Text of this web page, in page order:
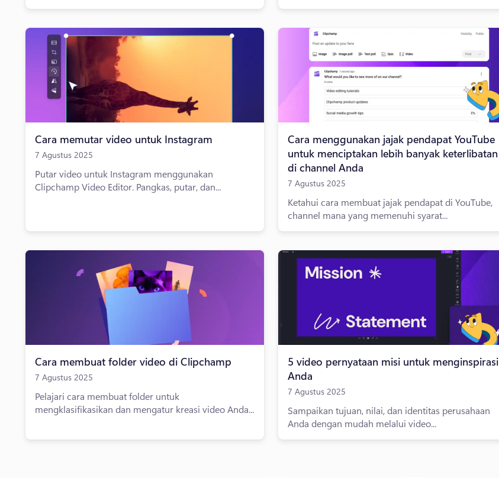
Cara memutar video untuk Instagram
7 Agustus 2025
Putar video untuk Instagram menggunakan
Clipchamp Video Editor. Pangkas, putar, dan...
Cara menggunakan jajak pendapat YouTube
untuk menciptakan lebih banyak keterlibatan
di channel Anda
7 Agustus 2025
Ketahui cara membuat jajak pendapat di YouTube,
channel mana yang memenuhi syarat...
Cara membuat folder video di Clipchamp
7 Agustus 2025
Pelajari cara membuat folder untuk
mengklasifikasikan dan mengatur kreasi video Anda...
5 video pernyataan misi untuk menginspirasi
Anda
7 Agustus 2025
Sampaikan tujuan, nilai, dan identitas perusahaan
Anda dengan mudah melalui video...